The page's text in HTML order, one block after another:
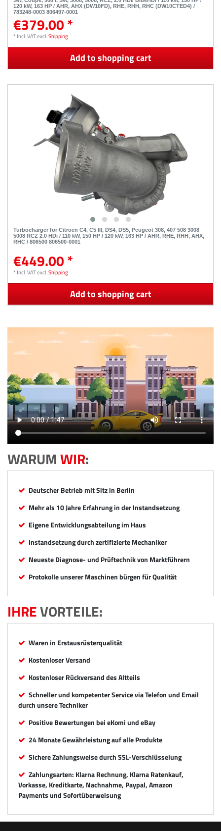
120 kW, 163 HP / AHR, AHX (DW10FD), RHE, RHH, RHC (DW10CTED4) /
783248-0003 806497-0001
€379.00 *
* Incl. VATexcl.Shipping
Add to shopping cart
Turbocharger for Citroen C4, C5 III, DS4, DS5, Peugeot 308, 407 508 3008
5008 RCZ 2.0 HDi / 110 kW, 150 HP / 120 kW, 163 HP / AHR, RHE, RHH, AHX,
RHC / 806500 806500-0001
€449.00 *
* Incl. VATexcl.Shipping
Add to shopping cart
WARUMWIR:
Deutscher Betrieb mit Sitz in Berlin
Mehr als 10 Jahre Erfahrung in der Instandsetzung
Eigene Entwicklungsabteilung im Haus
Instandsetzung durch zertifizierte Mechaniker
Neueste Diagnose- und Prüftechnik von Marktführern
Protokolle unserer Maschinen bürgen für Qualität
IHREVORTEILE:
Waren in Erstausrüsterqualität
Kostenloser Versand
Kostenloser Rückversand des Altteils
Schneller und kompetenter Service via Telefon und Email
durch unsere Techniker
Positive Bewertungen bei eKomi und eBay
24 Monate Gewährleistung auf alle Produkte
Sichere Zahlungsweise durch SSL-Verschlüsselung
Zahlungsarten: Klarna Rechnung, Klarna Ratenkauf,
Vorkasse, Kreditkarte, Nachnahme, Paypal, Amazon
Payments und Sofortüberweisung